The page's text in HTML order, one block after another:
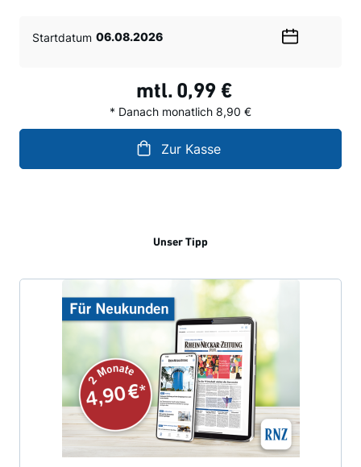
Startdatum
mtl. 0,99 €
* Danach monatlich 8,90 €
Zur Kasse
Unser Tipp